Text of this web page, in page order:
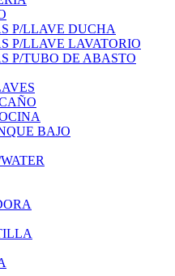
P/LLAVE DUCHA
P/LLAVE LAVATORIO
P/TUBO DE ABASTO
BAJO